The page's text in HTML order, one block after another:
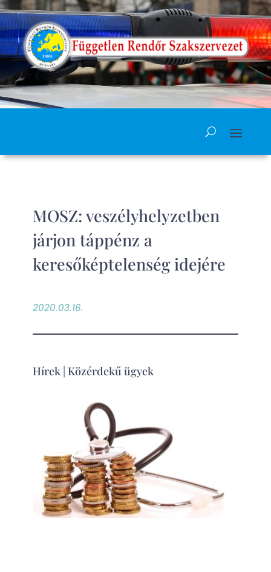
MOSZ: veszélyhelyzetben
járjon táppénz a
keresőképtelenség idejére
2020.03.16.
Hírek| Közérdekű ügyek